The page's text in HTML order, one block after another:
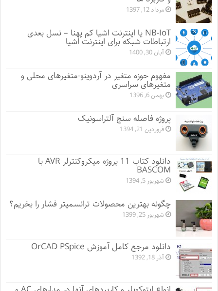
مرداد 12, 1397
NB-IoT یا اینترنت اشیا کم پهنا – نسل بعدی
ارتباطات شبکه برای اینترنت اشیا
آبان 30, 1400
مفهوم حوزه متغیر در آردوینو-متغیرهای محلی و
متغیرهای سراسری
بهمن 6, 1396
پروژه فاصله سنج آلتراسونیک
فروردین 21, 1394
دانلود کتاب 11 پروژه میکروکنترلر AVR با
BASCOM
شهریور 5, 1394
چگونه بهترین محصولات ترانسمیتر فشار را بخریم؟
شهریور 25, 1399
دانلود مرجع کامل آموزش OrCAD PSpice
آذر 18, 1392